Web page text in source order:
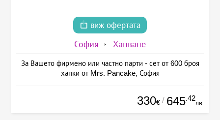
виж офертата
София Хапване
За Вашето фирмено или частно парти - сет от 600 броя
хапки от Mrs. Pancake, София
330€ / 645.42
лв.